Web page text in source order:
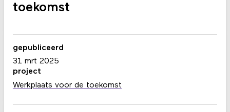
toekomst
gepubliceerd
31 mrt 2025
project
Werkplaats voor de toekomst